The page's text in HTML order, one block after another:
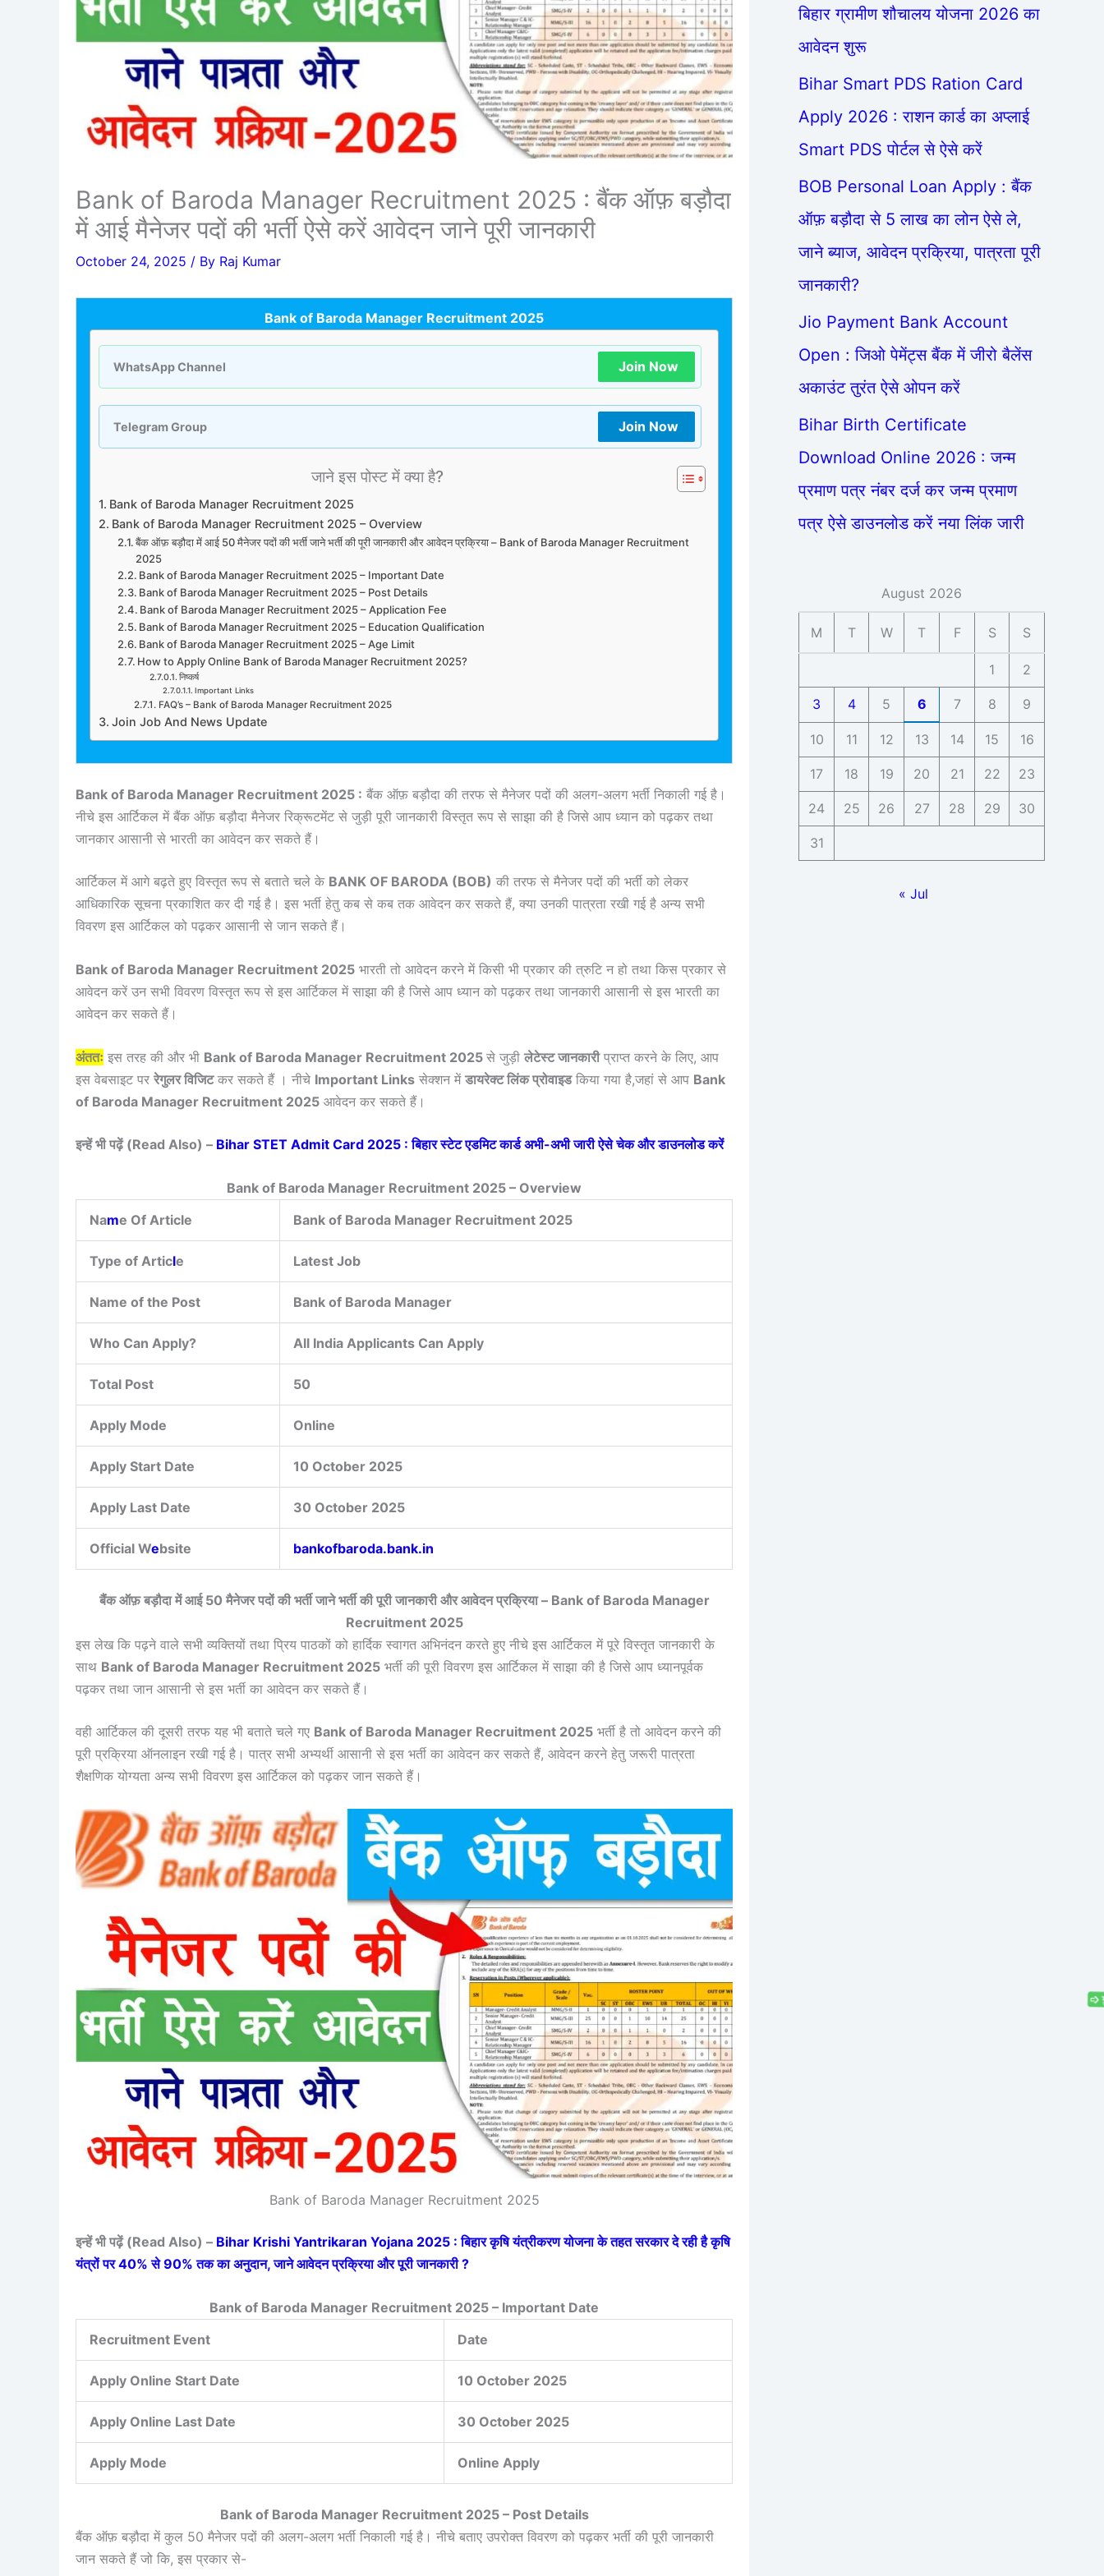
Bank of Baroda Manager Recruitment 2025 : बैंक ऑफ़ बड़ौदा
में आई मैनेजर पदों की भर्ती ऐसे करें आवेदन जाने पूरी जानकारी
October 24, 2025 / By Raj Kumar
Bank of Baroda Manager Recruitment 2025
WhatsApp Channel Join Now
Telegram Group Join Now
जाने इस पोस्ट में क्या है?
Bank of Baroda Manager Recruitment 2025
Bank of Baroda Manager Recruitment 2025 – Overview
बैंक ऑफ़ बड़ौदा में आई 50 मैनेजर पदों की भर्ती जाने भर्ती की पूरी जानकारी और आवेदन प्रक्रिया – Bank of Baroda Manager Recruitment
2025
Bank of Baroda Manager Recruitment 2025 – Important Date
Bank of Baroda Manager Recruitment 2025 – Post Details
Bank of Baroda Manager Recruitment 2025 – Application Fee
Bank of Baroda Manager Recruitment 2025 – Education Qualification
Bank of Baroda Manager Recruitment 2025 – Age Limit
How to Apply Online Bank of Baroda Manager Recruitment 2025?
निष्कर्ष
Important Links
FAQ’s – Bank of Baroda Manager Recruitment 2025
Join Job And News Update
Bank of Baroda Manager Recruitment 2025 : बैंक ऑफ़ बड़ौदा की तरफ से मैनेजर पदों की अलग-अलग भर्ती निकाली गई है।
नीचे इस आर्टिकल में बैंक ऑफ़ बड़ौदा मैनेजर रिक्रूटमेंट से जुड़ी पूरी जानकारी विस्तृत रूप से साझा की है जिसे आप ध्यान को पढ़कर तथा
जानकार आसानी से भारती का आवेदन कर सकते हैं।
आर्टिकल में आगे बढ़ते हुए विस्तृत रूप से बताते चले के BANK OF BARODA (BOB) की तरफ से मैनेजर पदों की भर्ती को लेकर
आधिकारिक सूचना प्रकाशित कर दी गई है। इस भर्ती हेतु कब से कब तक आवेदन कर सकते हैं, क्या उनकी पात्रता रखी गई है अन्य सभी
विवरण इस आर्टिकल को पढ़कर आसानी से जान सकते हैं।
Bank of Baroda Manager Recruitment 2025 भारती तो आवेदन करने में किसी भी प्रकार की त्रुटि न हो तथा किस प्रकार से
आवेदन करें उन सभी विवरण विस्तृत रूप से इस आर्टिकल में साझा की है जिसे आप ध्यान को पढ़कर तथा जानकारी आसानी से इस भारती का
आवेदन कर सकते हैं।
अंततः इस तरह की और भी Bank of Baroda Manager Recruitment 2025 से जुड़ी लेटेस्ट जानकारीप्राप्त करने के लिए, आप
इस वेबसाइट पर रेगुलर विजिटकर सकते हैं । नीचे Important Links सेक्शन में डायरेक्ट लिंक प्रोवाइडकिया गया है,जहां से आप Bank
of Baroda Manager Recruitment 2025 आवेदन कर सकते हैं।
इन्हें भी पढ़ें (Read Also) – Bihar STET Admit Card 2025 : बिहार स्टेट एडमिट कार्ड अभी-अभी जारी ऐसे चेक और डाउनलोड करें
Bank of Baroda Manager Recruitment 2025 – Overview
Name Of Article Bank of Baroda Manager Recruitment 2025
Type of Article Latest Job
Name of the Post Bank of Baroda Manager
Who Can Apply? All India Applicants Can Apply
Total Post 50
Apply Mode Online
Apply Start Date 10 October 2025
Apply Last Date 30 October 2025
Official Website bankofbaroda.bank.in
बैंक ऑफ़ बड़ौदा में आई 50 मैनेजर पदों की भर्ती जाने भर्ती की पूरी जानकारी और आवेदन प्रक्रिया – Bank of Baroda Manager
Recruitment 2025
इस लेख कि पढ़ने वाले सभी व्यक्तियों तथा प्रिय पाठकों को हार्दिक स्वागत अभिनंदन करते हुए नीचे इस आर्टिकल में पूरे विस्तृत जानकारी के
साथ Bank of Baroda Manager Recruitment 2025 भर्ती की पूरी विवरण इस आर्टिकल में साझा की है जिसे आप ध्यानपूर्वक
पढ़कर तथा जान आसानी से इस भर्ती का आवेदन कर सकते हैं।
वही आर्टिकल की दूसरी तरफ यह भी बताते चले गए Bank of Baroda Manager Recruitment 2025 भर्ती है तो आवेदन करने की
पूरी प्रक्रिया ऑनलाइन रखी गई है। पात्र सभी अभ्यर्थी आसानी से इस भर्ती का आवेदन कर सकते हैं, आवेदन करने हेतु जरूरी पात्रता
शैक्षणिक योग्यता अन्य सभी विवरण इस आर्टिकल को पढ़कर जान सकते हैं।
Bank of Baroda Manager Recruitment 2025
इन्हें भी पढ़ें (Read Also) – Bihar Krishi Yantrikaran Yojana 2025 : बिहार कृषि यंत्रीकरण योजना के तहत सरकार दे रही है कृषि
यंत्रों पर 40% से 90% तक का अनुदान, जाने आवेदन प्रक्रिया और पूरी जानकारी ?
Bank of Baroda Manager Recruitment 2025 – Important Date
Recruitment Event
Date
Apply Online Start Date 10 October 2025
Apply Online Last Date 30 October 2025
Apply Mode Online Apply
Bank of Baroda Manager Recruitment 2025 – Post Details
बैंक ऑफ़ बड़ौदा में कुल 50 मैनेजर पदों की अलग-अलग भर्ती निकाली गई है। नीचे बताए उपरोक्त विवरण को पढ़कर भर्ती की पूरी जानकारी
जान सकते हैं जो कि, इस प्रकार से-
बिहार ग्रामीण शौचालय योजना 2026 का
आवेदन शुरू
Bihar Smart PDS Ration Card
Apply 2026 : राशन कार्ड का अप्लाई
Smart PDS पोर्टल से ऐसे करें
BOB Personal Loan Apply : बैंक
ऑफ़ बड़ौदा से 5 लाख का लोन ऐसे ले,
जाने ब्याज, आवेदन प्रक्रिया, पात्रता पूरी
जानकारी?
Jio Payment Bank Account
Open : जिओ पेमेंट्स बैंक में जीरो बैलेंस
अकाउंट तुरंत ऐसे ओपन करें
Bihar Birth Certificate
Download Online 2026 : जन्म
प्रमाण पत्र नंबर दर्ज कर जन्म प्रमाण
पत्र ऐसे डाउनलोड करें नया लिंक जारी
August 2026
M T W T F S S
1 2
3 4 5 6 7 8 9
10 11 12 13 14 15 16
17 18 19 20 21 22 23
24 25 26 27 28 29 30
31
« Jul